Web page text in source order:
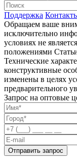
Поддержка
Обращаем ваше
исключительно
условиях не
положениями
Технические
конструктивные
изменены в целях
предварительного
Запрос на оптовые